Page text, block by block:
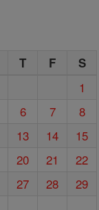
T F S
1
6 7
8
13 14
15
20 21
22
27 28
29